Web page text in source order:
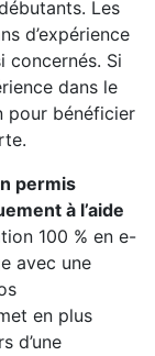
Les
d’expérience
concernés. Si
dans le
pour bénéficier
permis
à l’aide
100 % en e-
avec une
en plus
d’une